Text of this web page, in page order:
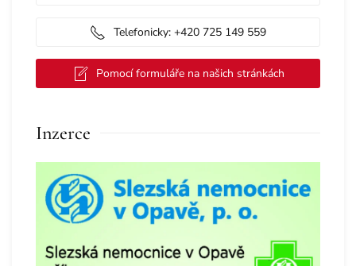
Telefonicky: +420 725 149 559
Pomocí formuláře na našich stránkách
Inzerce